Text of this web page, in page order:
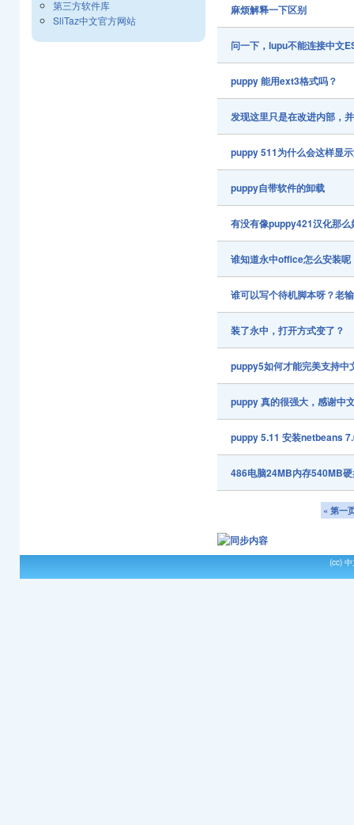
麻烦解释一下区别
问一下，lupu不能连接中文
puppy 能用ext3格式吗？
发现这里只是在改进内部，
puppy 511为什么会这样显
puppy自带软件的卸载
有没有像puppy421汉化那
谁知道永中office怎么安装呢
谁可以写个待机脚本呀？老
装了永中，打开方式变了？
puppy5如何才能完美支持中
puppy 真的很强大，感谢中
puppy 5.11 安装netbeans
486电脑24MB内存540MB
« 第一
第三方软件库
SliTaz中文官方网站
(cc)中